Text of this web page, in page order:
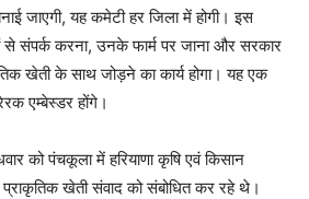
जाएगी, यह कमेटी हर जिला में होगी। इस
से संपर्क करना, उनके फार्म पर जाना और सरकार
खेती के साथ जोड़ने का कार्य होगा। यह एक
एम्बेस्डर होंगे।
को पंचकूला में हरियाणा कृषि एवं किसान
प्राकृतिक खेती संवाद को संबोधित कर रहे थे।